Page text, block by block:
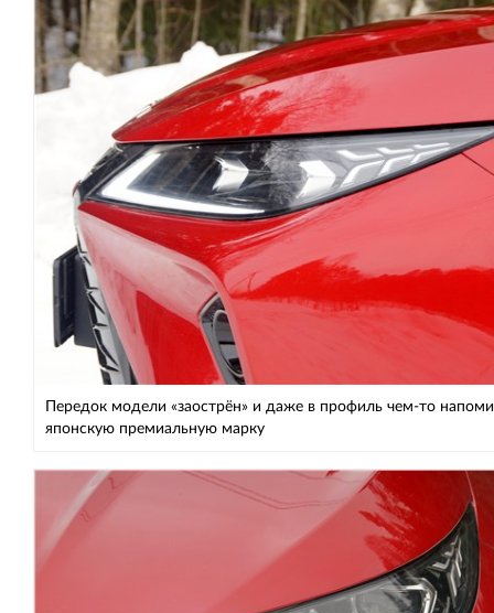
Передок модели «заострён» и даже в профиль чем-то
японскую премиальную марку